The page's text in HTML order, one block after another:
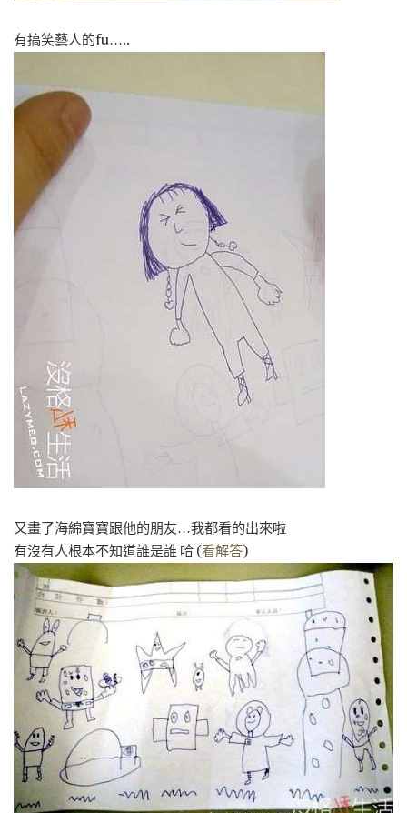
有搞笑藝人的fu…..
又畫了海綿寶寶跟他的朋友…我都看的出來啦
有沒有人根本不知道誰是誰 哈 (看解答)